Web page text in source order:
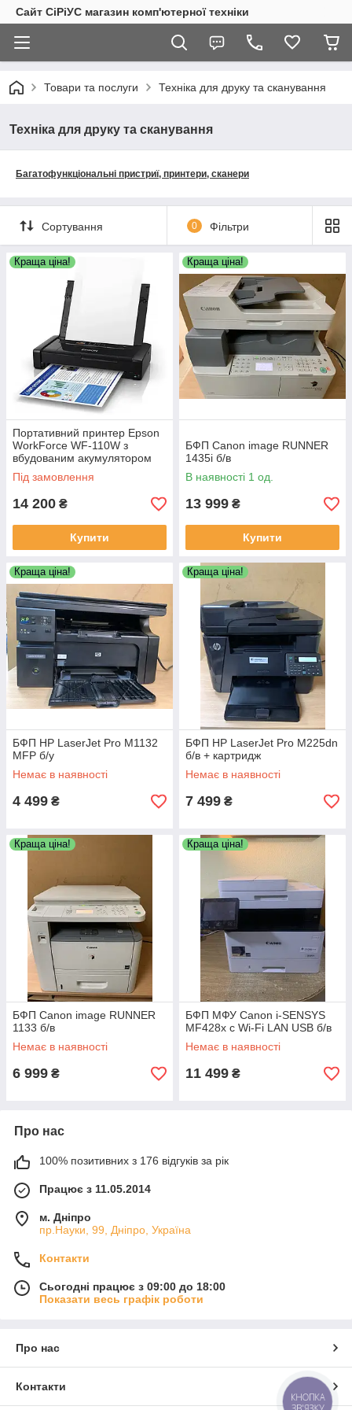
Сайт СiРiУС магазин комп'ютерної техніки
Товари та послуги Техніка для друку та сканування
Техніка для друку та сканування
Багатофункціональні пристриї, принтери, сканери
Сортування 0 Фільтри
Краща ціна!
Портативний принтер Epson
WorkForce WF-110W з
вбудованим акумулятором
Під замовлення
14 200 ₴
Купити
Краща ціна!
БФП Canon image RUNNER
1435i б/в
В наявності 1 од.
13 999 ₴
Купити
Краща ціна!
БФП HP LaserJet Pro M1132
MFP б/у
Немає в наявності
4 499 ₴
Краща ціна!
БФП HP LaserJet Pro M225dn
б/в + картридж
Немає в наявності
7 499 ₴
Краща ціна!
БФП Canon image RUNNER
1133 б/в
Немає в наявності
6 999 ₴
Краща ціна!
БФП МФУ Canon i-SENSYS
MF428x c Wi-Fi LAN USB б/в
Немає в наявності
11 499 ₴
Про нас
100% позитивних з 176 відгуків за рік
Працює з 11.05.2014
м. Дніпро
пр.Науки, 99, Дніпро, Україна
Контакти
Сьогодні працює з 09:00 до 18:00
Показати весь графік роботи
Про нас
Контакти
КНОПКА